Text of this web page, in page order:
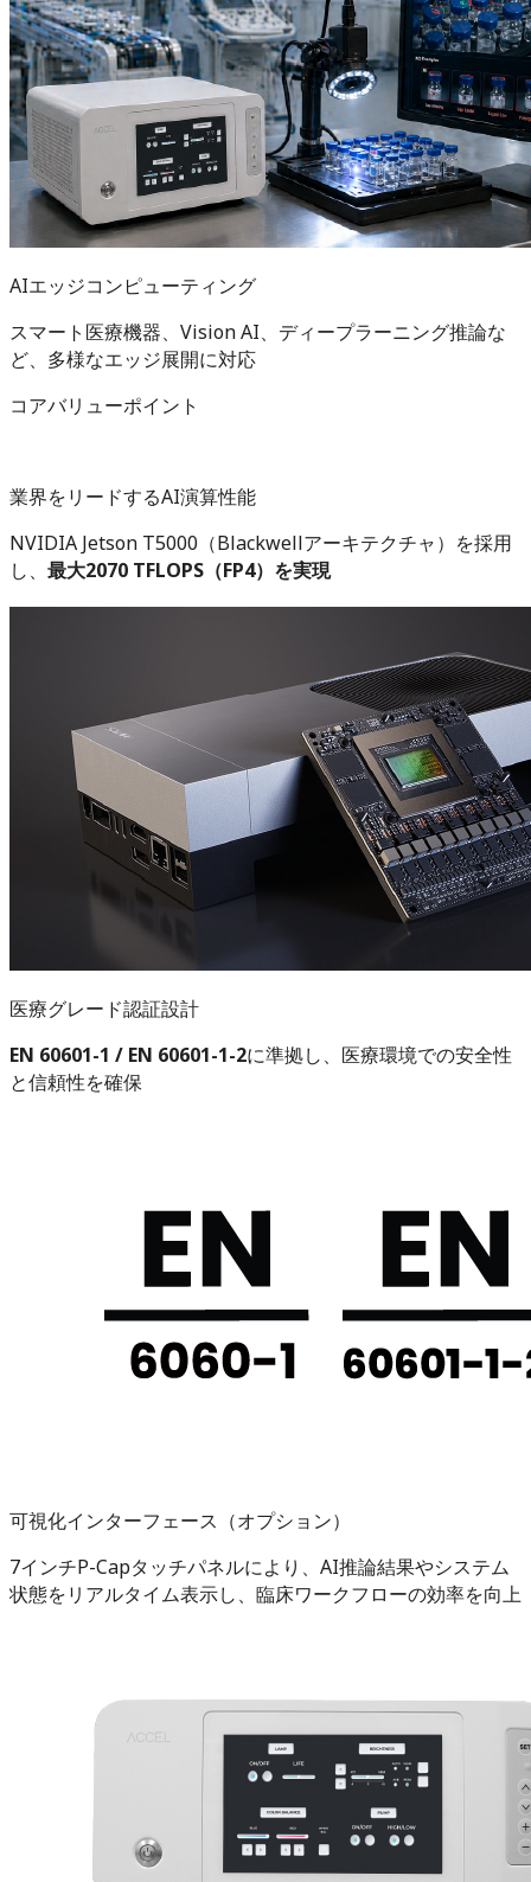
AIエッジコンピューティング
スマート医療機器、Vision AI、ディープラーニング推論な
ど、多様なエッジ展開に対応
コアバリューポイント
業界をリードするAI演算性能
NVIDIA Jetson T5000（Blackwellアーキテクチャ）を採用
し、 最大2070 TFLOPS（FP4）を実現
医療グレード認証設計
EN 60601-1 / EN 60601-1-2に準拠し、医療環境での安全性
と信頼性を確保
可視化インターフェース（オプション）
7インチP-Capタッチパネルにより、AI推論結果やシステム
状態をリアルタイム表示し、臨床ワークフローの効率を向上